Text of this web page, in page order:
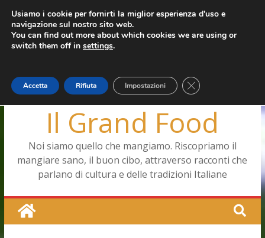
Salta
contenuto
mercoledì, Agosto 5, 2026
Ultimo: Capodimonte, ritorna la tavola di corte
Pizza a Corte
Le carote, alleate della pelle e non solo
Il Grand Food
Noi siamo quello che mangiamo. Riscopriamo il
mangiare sano, il buon cibo, attraverso racconti che
parlano di cultura e delle tradizioni Italiane
Usiamo i cookie per fornirti la miglior esperienza d'uso e
navigazione sul nostro sito web.
You can find out more about which cookies we are using or
switch them off in settings.
Accetta Rifiuta Impostazioni Close GDPR